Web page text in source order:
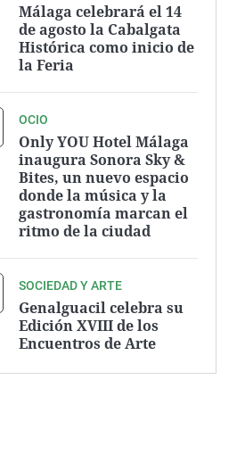
ASOCIACIÓN ZEGRÍ
Málaga celebrará el 14
de agosto la Cabalgata
Histórica como inicio de
la Feria
OCIO
Only YOU Hotel Málaga
inaugura Sonora Sky &
Bites, un nuevo espacio
donde la música y la
gastronomía marcan el
ritmo de la ciudad
SOCIEDAD Y ARTE
Genalguacil celebra su
Edición XVIII de los
Encuentros de Arte